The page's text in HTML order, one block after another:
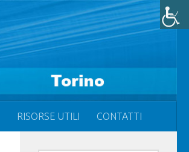
RISORSE UTILI CONTATTI